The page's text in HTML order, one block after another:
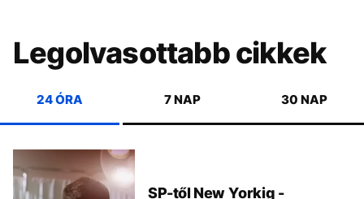
Legolvasottabb cikkek
24 ÓRA 7 NAP 30 NAP
SP-től New Yorkig -